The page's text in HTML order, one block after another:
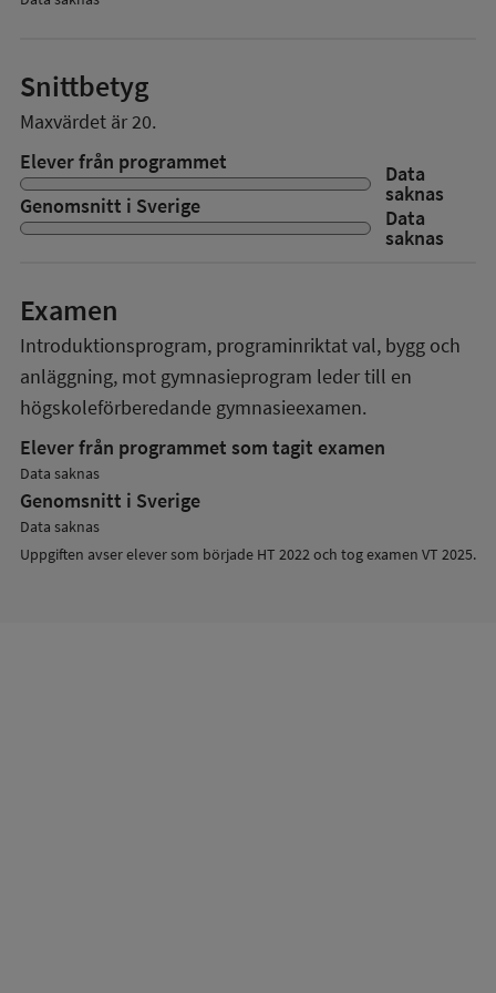
Snittbetyg
Maxvärdet är 20.
Elever från programmet
Data
saknas
Genomsnitt i Sverige Data
saknas
Examen
Introduktionsprogram, programinriktat val, bygg och
anläggning, mot gymnasieprogram leder till en
högskoleförberedande gymnasieexamen.
Elever från programmet som tagit examen
Data saknas
Genomsnitt i Sverige
Data saknas
Uppgiften avser elever som började HT 2022 och tog examen VT 2025.